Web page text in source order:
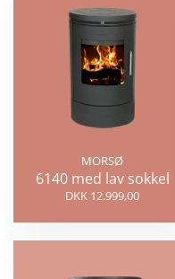
MORSØ
6140 med lav sokkel
DKK 12.999,00